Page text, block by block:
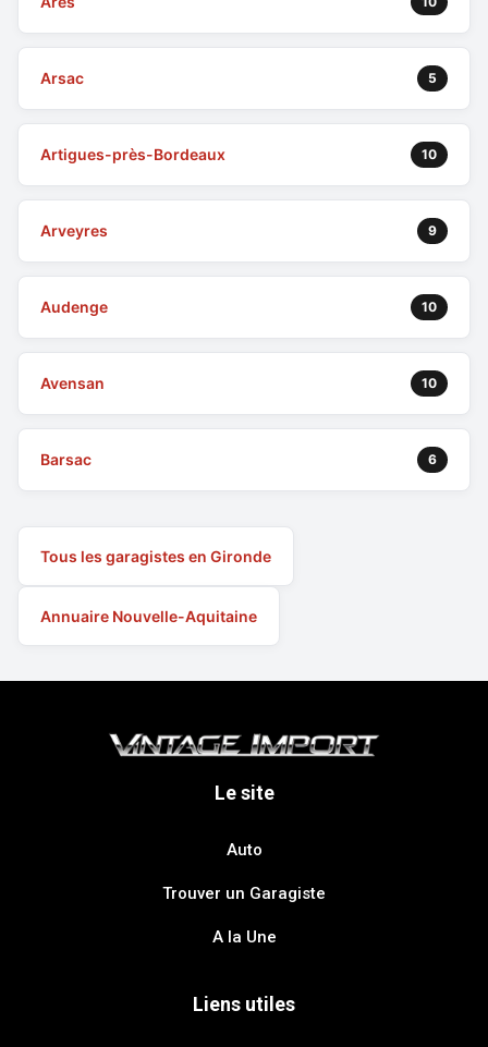
Arsac 5
Artigues-près-Bordeaux 10
Arveyres 9
Audenge 10
Avensan 10
Barsac 6
Tous les garagistes en Gironde
Annuaire Nouvelle-Aquitaine
Le site
Auto
Trouver un Garagiste
A la Une
Liens utiles